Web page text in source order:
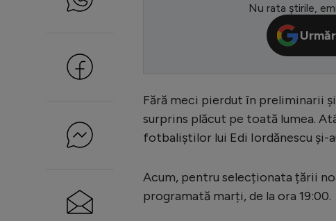
Nu rata știrile,
Fără meci pierdut în preliminarii
surprins plăcut pe toată lumea.
fotbaliștilor lui Edi Iordănescu și-
Acum, pentru selecționata țării
programată marți, de la ora 19:00.